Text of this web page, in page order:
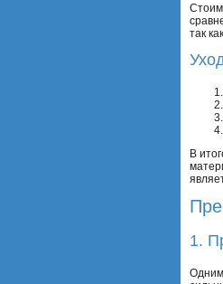
так
В
1.
Одним